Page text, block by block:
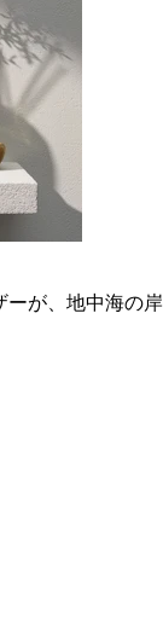
ーが、地中海の岸